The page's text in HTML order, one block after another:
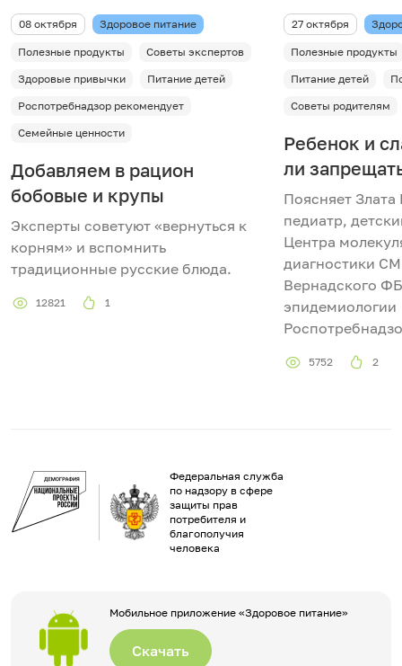
08 октября Здоровое питание
Полезные продукты
Советы экспертов
Здоровые привычки
Питание детей
Роспотребнадзор рекомендует
Семейные ценности
Добавляем в рацион
бобовые и крупы
Эксперты советуют «вернуться к
корням» и вспомнить
традиционные русские блюда.
12821 1
27 октября
Полезные продукты
Питание детей
Советы родителям
Ребенок и
ли
Поясняет
педиатр,
Центра
диагностики
Вернадского
эпидемиологии
5752 2
Федеральная служба
по надзору в сфере
защиты прав
потребителя и
благополучия
человека
Мобильное приложение «Здоровое питание»
Скачать